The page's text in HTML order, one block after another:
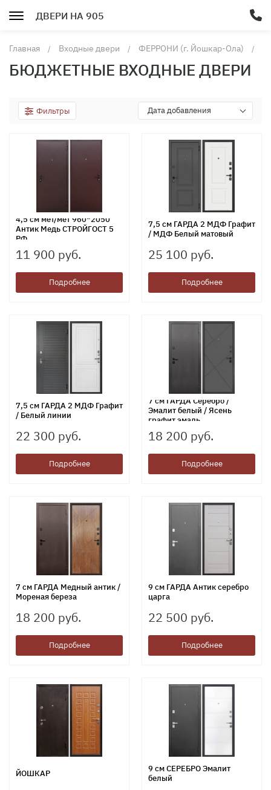
ДВЕРИ НА 905
Главная Входные двери ФЕРРОНИ (г. Йошкар-Ола)
БЮДЖЕТНЫЕ ВХОДНЫЕ ДВЕРИ
Фильтры Дата добавления
4,5 см мет/мет 960*2050
Антик Медь СТРОЙГОСТ 5
РФ
11 900 руб.
Подробнее
7,5 см ГАРДА 2 МДФ Графит
/ МДФ Белый матовый
25 100 руб.
Подробнее
7,5 см ГАРДА 2 МДФ Графит
/ Белый линии
22 300 руб.
Подробнее
7 см ГАРДА Серебро /
Эмалит белый / Ясень
графит эмаль
18 200 руб.
Подробнее
7 см ГАРДА Медный антик /
Мореная береза
18 200 руб.
Подробнее
9 см ГАРДА Антик серебро
царга
22 500 руб.
Подробнее
ЙОШКАР
9 см СЕРЕБРО Эмалит
белый